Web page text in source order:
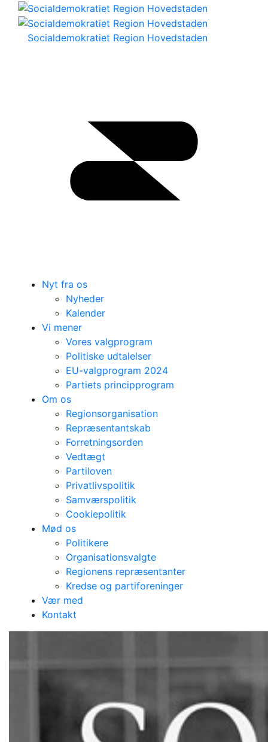
Socialdemokratiet Region Hovedstaden
Nyt fra os
Nyheder
Kalender
Vi mener
Vores valgprogram
Politiske udtalelser
EU-valgprogram 2024
Partiets principprogram
Om os
Regionsorganisation
Repræsentantskab
Forretningsorden
Vedtægt
Partiloven
Privatlivspolitik
Samværspolitik
Cookiepolitik
Mød os
Politikere
Organisationsvalgte
Regionens repræsentanter
Kredse og partiforeninger
Vær med
Kontakt
Social run (or walk)